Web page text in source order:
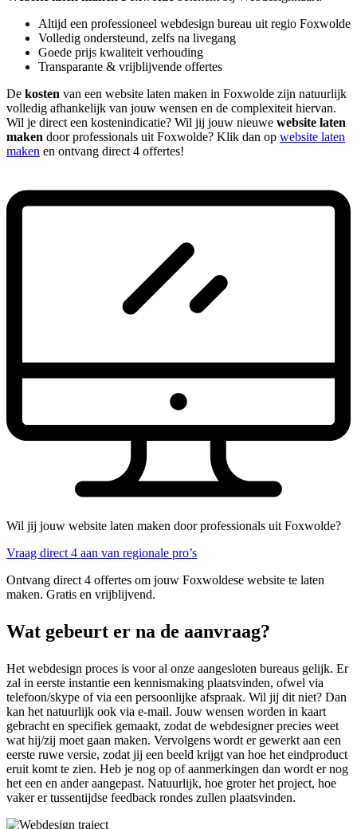
Altijd een professioneel webdesign bureau uit regio Foxwolde
Volledig ondersteund, zelfs na livegang
Goede prijs kwaliteit verhouding
Transparante & vrijblijvende offertes
De kosten van een website laten maken in Foxwolde zijn natuurlijk
volledig afhankelijk van jouw wensen en de complexiteit hiervan.
Wil je direct een kostenindicatie? Wil jij jouw nieuwe website laten
maken door professionals uit Foxwolde? Klik dan op website laten
maken en ontvang direct 4 offertes!
Wil jij jouw website laten maken door professionals uit Foxwolde?
Vraag direct 4 aan van regionale pro’s
Ontvang direct 4 offertes om jouw Foxwoldese website te laten
maken. Gratis en vrijblijvend.
Wat gebeurt er na de aanvraag?
Het webdesign proces is voor al onze aangesloten bureaus gelijk. Er
zal in eerste instantie een kennismaking plaatsvinden, ofwel via
telefoon/skype of via een persoonlijke afspraak. Wil jij dit niet? Dan
kan het natuurlijk ook via e-mail. Jouw wensen worden in kaart
gebracht en specifiek gemaakt, zodat de webdesigner precies weet
wat hij/zij moet gaan maken. Vervolgens wordt er gewerkt aan een
eerste ruwe versie, zodat jij een beeld krijgt van hoe het eindproduct
eruit komt te zien. Heb je nog op of aanmerkingen dan wordt er nog
het een en ander aangepast. Natuurlijk, hoe groter het project, hoe
vaker er tussentijdse feedback rondes zullen plaatsvinden.